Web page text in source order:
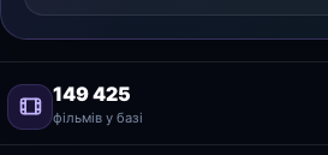
149 425
фільмів у базі